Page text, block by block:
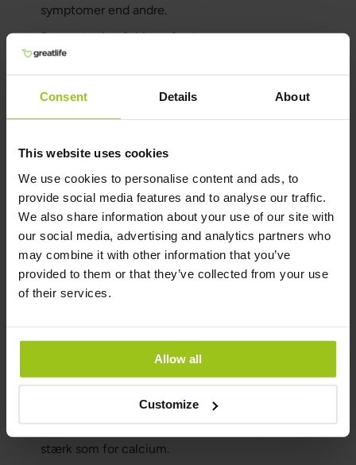
Consent Details About
This website uses cookies
We use cookies to personalise content and ads, to
provide social media features and to analyse our traffic.
We also share information about your use of our site with
our social media, advertising and analytics partners who
may combine it with other information that you’ve
provided to them or that they’ve collected from your use
of their services.
Allow all
Customize
symptomer end andre.
Da serotonin påvirkes af østrogen og
progesteron, kan en sådan biologisk sårbarhed
bidrage til nedtrykthed, angst, irritabilitet og
følelsesmæssig ustabilitet i den præmenstruelle
Q&A: PMS og ernæring
Kan kosttilskud hjælpe ved PMS?
Ja, visse tilskud som calcium, magnesium, D-
vitamin, zink og vitamin B6 er i studier blevet
koblet til færre PMS-symptomer hos nogle
kvinder. Effekten varierer dog mellem individer
og mellem forskellige studier.
undersøgte ved PMS?
interessante data bag sig. Magnesium bruges
stærk som for calcium.